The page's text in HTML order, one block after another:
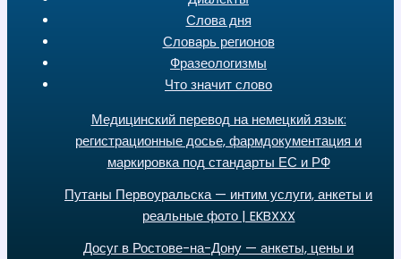
Слова дня
Словарь регионов
Фразеологизмы
Что значит слово
Медицинский перевод на немецкий язык:
регистрационные досье, фармдокументация и
маркировка под стандарты ЕС и РФ
Путаны Первоуральска — интим услуги, анкеты и
реальные фото | EKBXXX
Досуг в Ростове-на-Дону — анкеты, цены и